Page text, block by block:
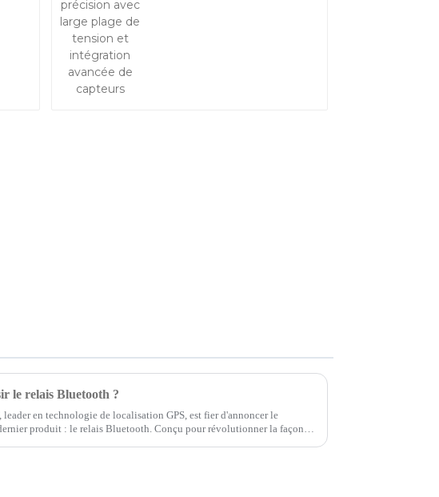
le relais Bluetooth ?
leader en technologie de localisation GPS, est fier d'annoncer le
produit : le relais Bluetooth. Conçu pour révolutionner la façon